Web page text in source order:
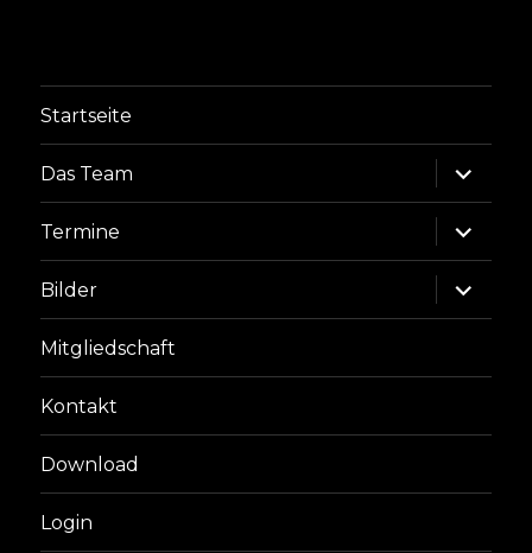
Startseite
Das Team
Termine
Bilder
Mitgliedschaft
Kontakt
Download
Login